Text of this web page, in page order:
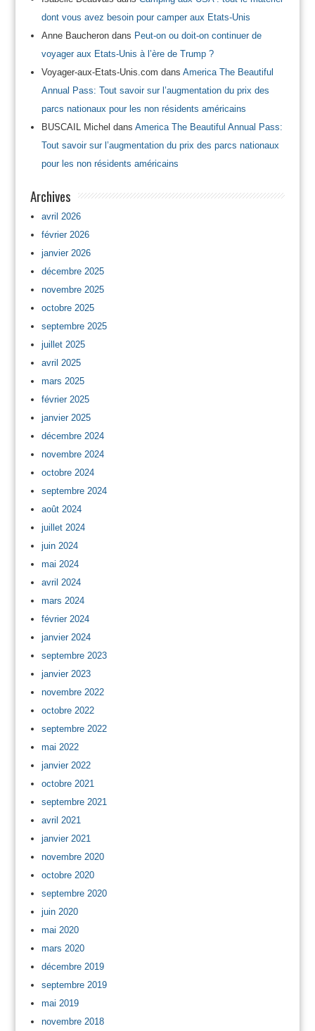
dont vous avez besoin pour camper aux Etats-Unis
Anne Baucherondans Peut-on ou doit-on continuer de
voyager aux Etats-Unis à l’ère de Trump ?
Voyager-aux-Etats-Unis.com dans America The Beautiful
Annual Pass: Tout savoir sur l’augmentation du prix des
parcs nationaux pour les non résidents américains
BUSCAIL Michel dans America The Beautiful Annual Pass:
Tout savoir sur l’augmentation du prix des parcs nationaux
pour les non résidents américains
Archives
avril 2026
février 2026
janvier 2026
décembre 2025
novembre 2025
octobre 2025
septembre 2025
juillet 2025
avril 2025
mars 2025
février 2025
janvier 2025
décembre 2024
novembre 2024
octobre 2024
septembre 2024
août 2024
juillet 2024
juin 2024
mai 2024
avril 2024
mars 2024
février 2024
janvier 2024
septembre 2023
janvier 2023
novembre 2022
octobre 2022
septembre 2022
mai 2022
janvier 2022
octobre 2021
septembre 2021
avril 2021
janvier 2021
novembre 2020
octobre 2020
septembre 2020
juin 2020
mai 2020
mars 2020
décembre 2019
septembre 2019
mai 2019
novembre 2018